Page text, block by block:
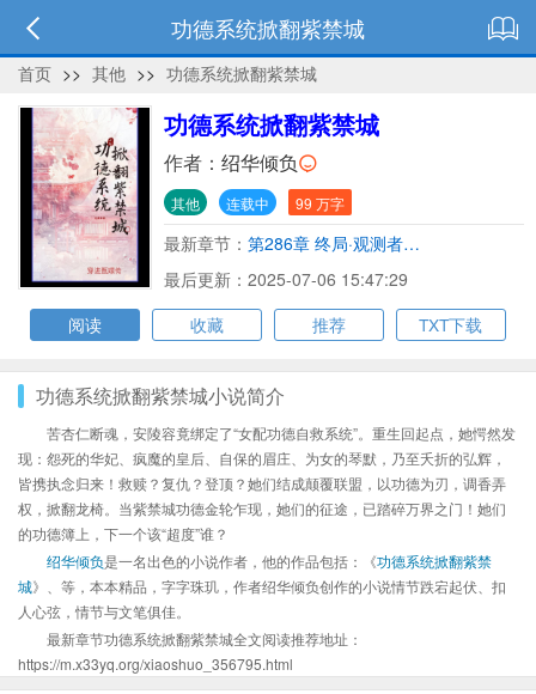
功德系统掀翻紫禁城
首页 >> 其他 >> 功德系统掀翻紫禁城
功德系统掀翻紫禁城
作者： 绍华倾负
其他 连载中 99 万字
最新章节： 第286章 终局·观测者…
最后更新：2025-07-06 15:47:29
阅读
收藏 推荐 TXT下载
功德系统掀翻紫禁城小说简介
苦杏仁断魂，安陵容竟绑定了“女配功德自救系统”。重生回起点，她愕然发
现：怨死的华妃、疯魔的皇后、自保的眉庄、为女的琴默，乃至夭折的弘辉，
皆携执念归来！救赎？复仇？登顶？她们结成颠覆联盟，以功德为刃，调香弄
权，掀翻龙椅。当紫禁城功德金轮乍现，她们的征途，已踏碎万界之门！她们
的功德簿上，下一个该“超度”谁？
绍华倾负是一名出色的小说作者，他的作品包括：《功德系统掀翻紫禁
城》、等，本本精品，字字珠玑，作者绍华倾负创作的小说情节跌宕起伏、扣
人心弦，情节与文笔俱佳。
最新章节功德系统掀翻紫禁城全文阅读推荐地址：
https://m.x33yq.org/xiaoshuo_356795.html